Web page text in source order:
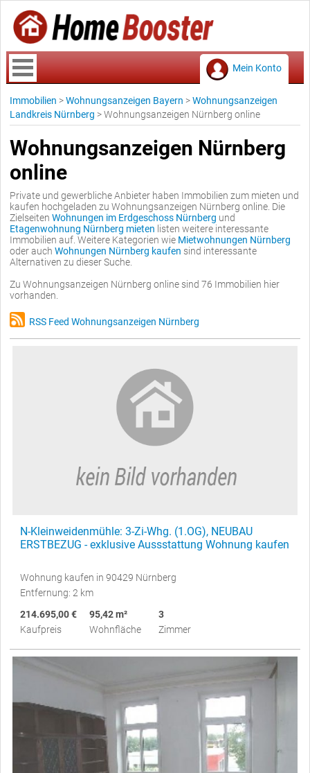
Mein Konto
Immobilien >Wohnungsanzeigen Bayern >Wohnungsanzeigen
Landkreis Nürnberg >Wohnungsanzeigen Nürnberg online
Wohnungsanzeigen Nürnberg
online
Private und gewerbliche Anbieter haben Immobilien zum mieten und
kaufen hochgeladen zu Wohnungsanzeigen Nürnberg online. Die
Zielseiten Wohnungen im Erdgeschoss Nürnberg und
Etagenwohnung Nürnberg mieten listen weitere interessante
Immobilien auf. Weitere Kategorien wie Mietwohnungen Nürnberg
oder auch Wohnungen Nürnberg kaufen sind interessante
Alternativen zu dieser Suche.
Zu Wohnungsanzeigen Nürnberg online sind 76 Immobilien hier
vorhanden.
RSS Feed Wohnungsanzeigen Nürnberg
N-Kleinweidenmühle: 3-Zi-Whg. (1.OG), NEUBAU
ERSTBEZUG - exklusive Aussstattung Wohnung kaufen
Wohnung kaufen in 90429 Nürnberg
Entfernung: 2 km
214.695,00 €
Kaufpreis
95,42 m²
Wohnfläche
3
Zimmer